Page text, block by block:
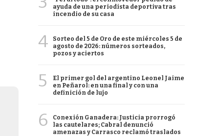
ayuda de una periodista deportiva tras
incendio de su casa
4
Sorteo del 5 de Oro de este miércoles 5 de
agosto de 2026: números sorteados,
pozos y aciertos
5
El primer gol del argentino Leonel Jaime
en Peñarol: en una final y con una
definición de lujo
6
Conexión Ganadera: Justicia prorrogó
las cautelares; Cabral denunció
amenazas y Carrasco reclamó traslados